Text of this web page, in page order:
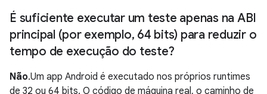
É suficiente executar um teste apenas na ABI
principal (por exemplo, 64 bits) para reduzir o
tempo de execução do teste?
Não.Um app Android é executado nos próprios runtimes
de 32 ou 64 bits. O código de máquina real, o caminho de